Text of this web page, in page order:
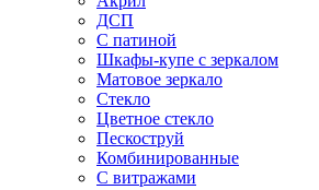
ДСП
С патиной
Шкафы-купе с зеркалом
Матовое зеркало
Стекло
Цветное стекло
Пескоструй
Комбинированные
С витражами